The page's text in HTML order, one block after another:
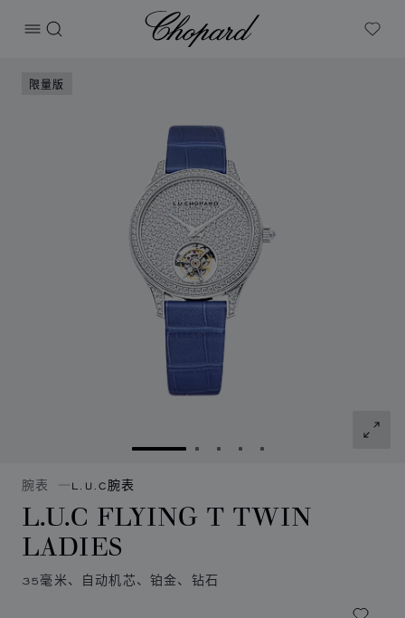
打开菜单
搜索
Chopard
My
转到幻灯片 1转到幻灯片 2
转到幻灯片 3
转到幻灯片 4
转到幻灯片 5
限量版
腕表 L.U.C腕表
L.U.C FLYING T TWIN
LADIES
35毫米、自动机芯、铂金、钻石